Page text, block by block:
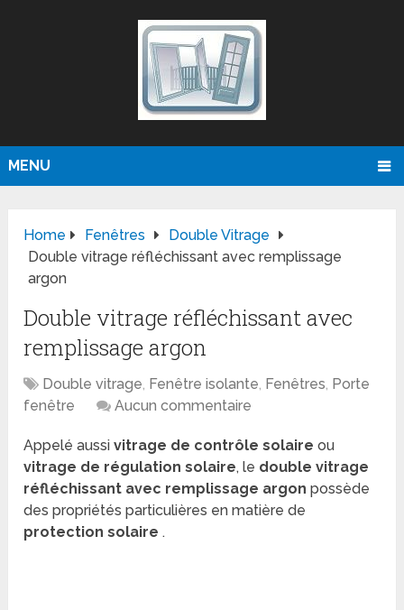
MENU
Home Fenêtres
Double Vitrage
Double vitrage réfléchissant avec remplissage
argon
Double vitrage réfléchissant avec
remplissage argon
Double vitrage, Fenêtre isolante, Fenêtres, Porte
fenêtre
Aucun commentaire
Appelé aussivitrage de contrôle solaire ou
vitrage de régulation solaire, le double vitrage
réfléchissant avec remplissage argonpossède
des propriétés particulières en matière de
protection solaire.